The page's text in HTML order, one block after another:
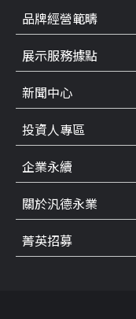
品牌經營範疇
展示服務據點
新聞中心
投資人專區
企業永續
關於汎德永業
菁英招募